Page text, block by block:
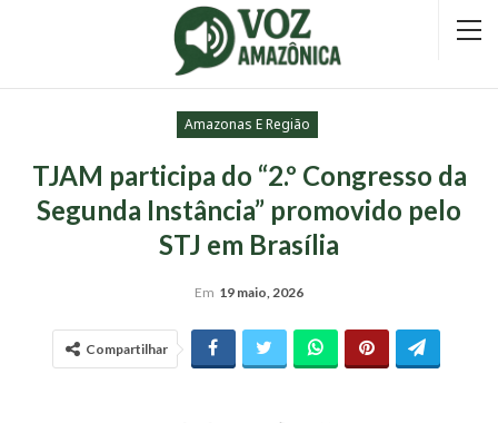
Amazonas E Região
TJAM participa do “2.º Congresso da
Segunda Instância” promovido pelo
STJ em Brasília
Em 19 maio, 2026
Compartilhar